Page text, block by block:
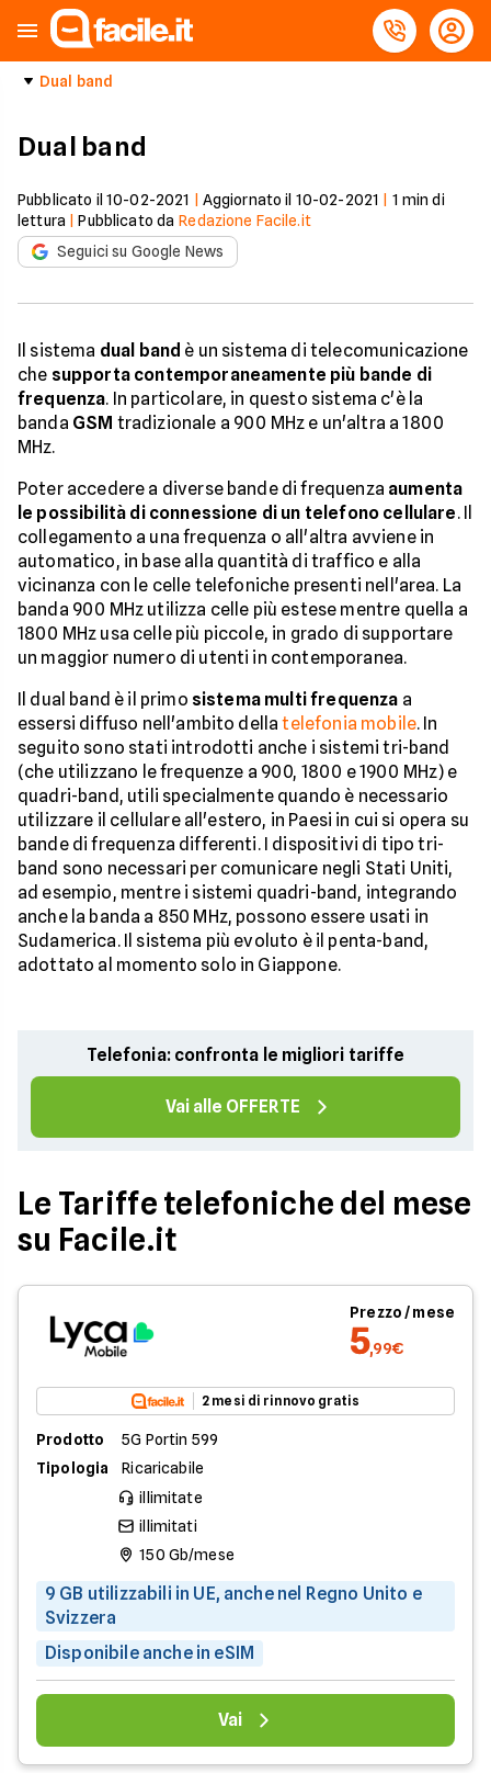
Dual band
Dual band
Pubblicato il 10-02-2021 Aggiornato il 10-02-2021 1 min di
lettura |Pubblicato da Redazione Facile.it
Seguici su Google News
Il sistema dual band è un sistema di telecomunicazione
che supporta contemporaneamente più bande di
frequenza. In particolare, in questo sistema c'è la
banda GSM tradizionale a 900 MHz e un'altra a 1800
MHz.
Poter accedere a diverse bande di frequenza aumenta
le possibilità di connessione di un telefono cellulare. Il
collegamento a una frequenza o all'altra avviene in
automatico, in base alla quantità di traffico e alla
vicinanza con le celle telefoniche presenti nell'area. La
banda 900 MHz utilizza celle più estese mentre quella a
1800 MHz usa celle più piccole, in grado di supportare
un maggior numero di utenti in contemporanea.
Il dual band è il primo sistema multi frequenza a
essersi diffuso nell'ambito dellatelefonia mobile. In
seguito sono stati introdotti anche i sistemi tri-band
(che utilizzano le frequenze a 900, 1800 e 1900 MHz) e
quadri-band, utili specialmente quando è necessario
utilizzare il cellulare all'estero, in Paesi in cui si opera su
bande di frequenza differenti. I dispositivi di tipo tri-
band sono necessari per comunicare negli Stati Uniti,
ad esempio, mentre i sistemi quadri-band, integrando
anche la banda a 850 MHz, possono essere usati in
Sudamerica. Il sistema più evoluto è il penta-band,
adottato al momento solo in Giappone.
Telefonia: confronta le migliori tariffe
Vai alle OFFERTE
Le Tariffe telefoniche del mese
su Facile.it
Prezzo / mese
5,99€
2 mesi di rinnovo gratis
Prodotto
5G Portin 599
Tipologia
Ricaricabile
illimitate
illimitati
150 Gb/mese
9 GB utilizzabili in UE, anche nel Regno Unito e
Svizzera
Disponibile anche in eSIM
Vai